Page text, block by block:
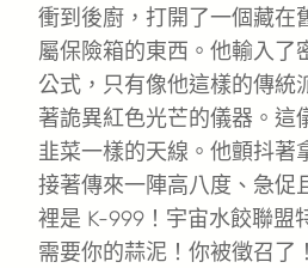
衝到後廚，打開了一個藏在
屬保險箱的東西。他輸入了
公式，只有像他這樣的傳統
著詭異紅色光芒的儀器。這
韭菜一樣的天線。他顫抖著
接著傳來一陣高八度、急促
裡是 K-999！宇宙水餃聯盟
需要你的蒜泥！你被徵召了